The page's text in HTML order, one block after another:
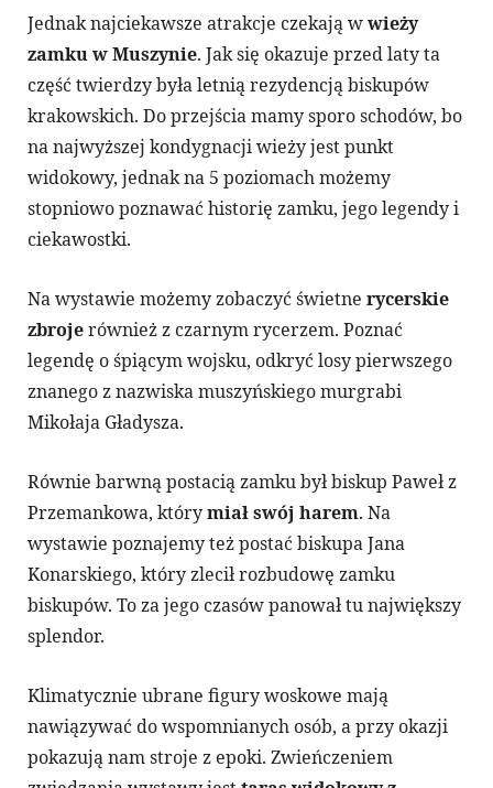
Jednak najciekawsze atrakcje czekają wwieży
zamku w Muszynie. Jak się okazuje przed laty ta
część twierdzy była letnią rezydencją biskupów
krakowskich. Do przejścia mamy sporo schodów, bo
na najwyższej kondygnacji wieży jest punkt
widokowy, jednak na 5 poziomach możemy
stopniowo poznawać historię zamku, jego legendy i
ciekawostki.
Na wystawie możemy zobaczyć świetne rycerskie
zbrojerównież z czarnym rycerzem. Poznać
legendę o śpiącym wojsku, odkryć losy pierwszego
znanego z nazwiska muszyńskiego murgrabi
Mikołaja Gładysza.
Równie barwną postacią zamku był biskup Paweł z
Przemankowa, którymiał swój harem. Na
wystawie poznajemy też postać biskupa Jana
Konarskiego, który zlecił rozbudowę zamku
biskupów. To za jego czasów panował tu największy
splendor.
Klimatycznie ubrane figury woskowe mają
nawiązywać do wspomnianych osób, a przy okazji
pokazują nam stroje z epoki. Zwieńczeniem